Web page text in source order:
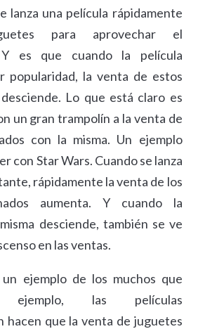
lanza una película rápidamente
para aprovechar el
es que cuando la película
popularidad, la venta de estos
Lo que está claro es
un gran trampolín a la venta de
con la misma. Un ejemplo
con Star Wars. Cuando se lanza
rápidamente la venta de los
aumenta. Y cuando la
desciende, también se ve
en las ventas.
ejemplo de los muchos que
las películas
hacen que la venta de juguetes